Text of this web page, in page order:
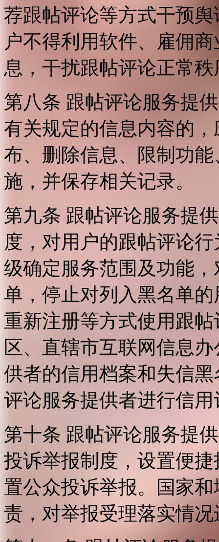
荐跟帖评论等方式干预
户不得利用软件、雇佣
息，干扰跟帖评论正常
第八条 跟帖评论服务提
有关规定的信息内容的
布、删除信息、限制功
施，并保存相关记录。
第九条 跟帖评论服务提
度，对用户的跟帖评论
级确定服务范围及功能
单，停止对列入黑名单
重新注册等方式使用跟
区、直辖市互联网信息
供者的信用档案和失信
评论服务提供者进行信用
第十条 跟帖评论服务提
投诉举报制度，设置便
置公众投诉举报。国家
责，对举报受理落实情